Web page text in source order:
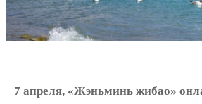
7 апреля, «Жэньминь жибао»